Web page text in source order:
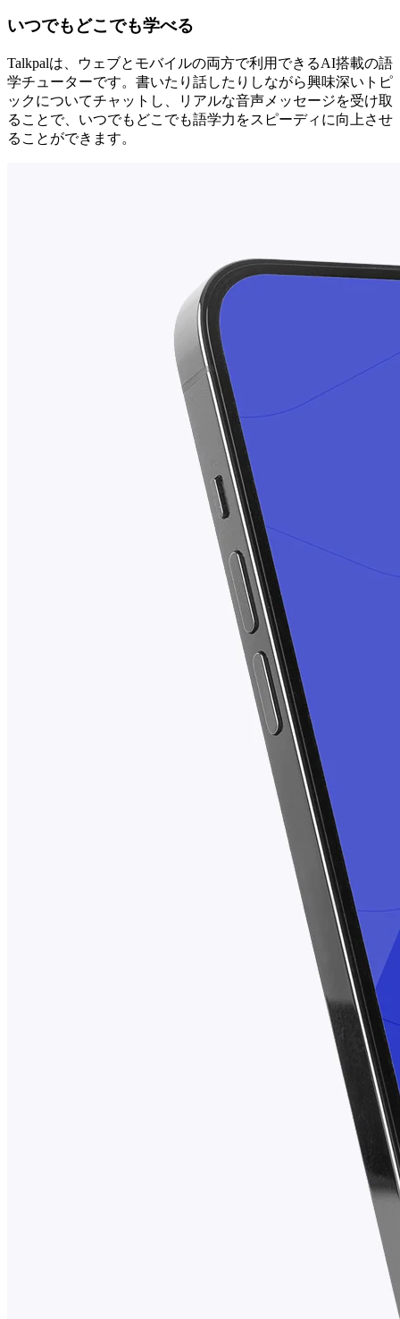
いつでもどこでも学べる
Talkpalは、ウェブとモバイルの両方で利用できるAI搭載の語
学チューターです。書いたり話したりしながら興味深いトピ
ックについてチャットし、リアルな音声メッセージを受け取
ることで、いつでもどこでも語学力をスピーディに向上させ
ることができます。